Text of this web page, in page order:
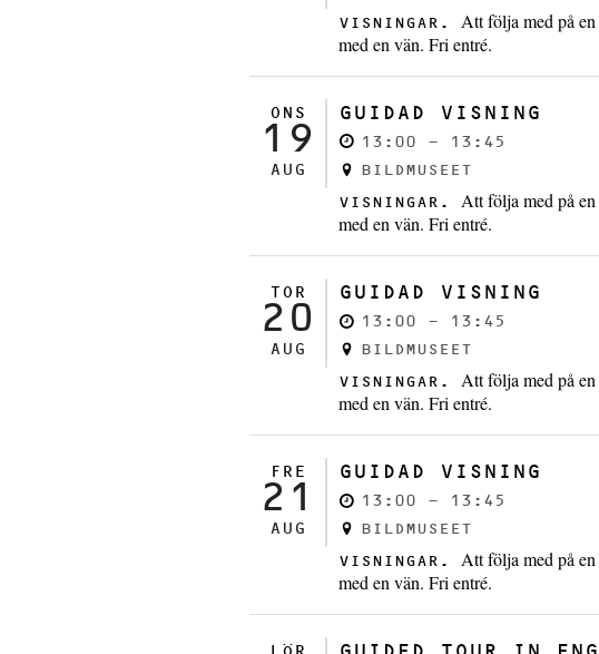
VISNINGAR. Att följa med på
med en vän. Fri entré.
ONS
19
AUG
GUIDAD VISNING
13:00 - 13:45
BILDMUSEET
VISNINGAR. Att följa med på
med en vän. Fri entré.
TOR
20
AUG
GUIDAD VISNING
13:00 - 13:45
BILDMUSEET
VISNINGAR. Att följa med på
med en vän. Fri entré.
FRE
21
AUG
GUIDAD VISNING
13:00 - 13:45
BILDMUSEET
VISNINGAR. Att följa med på
med en vän. Fri entré.